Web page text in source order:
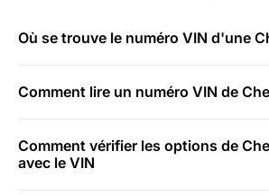
Où se trouve le numéro VIN d'une
Comment lire un numéro VIN de
Comment vérifier les options de
avec le VIN